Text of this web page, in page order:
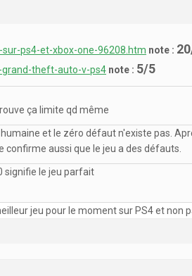
ps4-et-xbox-one-96208.htm note :
theft-auto-v-ps4 note : 5/5
ça limite qd même
et le zéro défaut n'existe pas.
confirme aussi que le jeu a des défauts.
signifie le jeu parfait
jeu pour le moment sur PS4 et non